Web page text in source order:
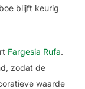
blijft keurig
Fargesia Rufa.
zodat de
waarde